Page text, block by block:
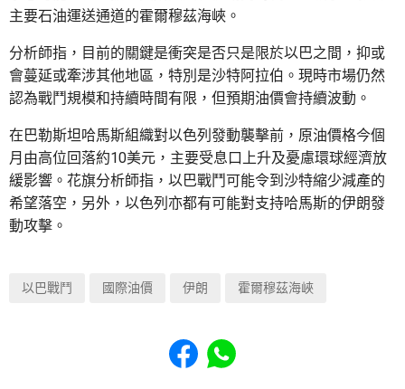
主要石油運送通道的霍爾穆茲海峽。
分析師指，目前的關鍵是衝突是否只是限於以巴之間，抑或
會蔓延或牽涉其他地區，特別是沙特阿拉伯。現時市場仍然
認為戰鬥規模和持續時間有限，但預期油價會持續波動。
在巴勒斯坦哈馬斯組織對以色列發動襲擊前，原油價格今個
月由高位回落約10美元，主要受息口上升及憂慮環球經濟放
緩影響。花旗分析師指，以巴戰鬥可能令到沙特縮少減產的
希望落空，另外，以色列亦都有可能對支持哈馬斯的伊朗發
動攻擊。
以巴戰鬥 國際油價 伊朗 霍爾穆茲海峽
Share to Facebook
Share to WhatsApp